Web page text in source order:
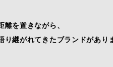
離を置きながら、
り継がれてきたブランドがあり